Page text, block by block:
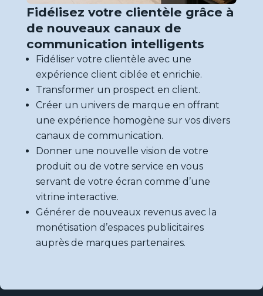
Fidélisez votre clientèle grâce à
de nouveaux canaux de
communication intelligents
Fidéliser votre clientèle avec une
expérience client ciblée et enrichie.
Transformer un prospect en client.
Créer un univers de marque en offrant
une expérience homogène sur vos divers
canaux de communication.
Donner une nouvelle vision de votre
produit ou de votre service en vous
servant de votre écran comme d’une
vitrine interactive.
Générer de nouveaux revenus avec la
monétisation d’espaces publicitaires
auprès de marques partenaires.